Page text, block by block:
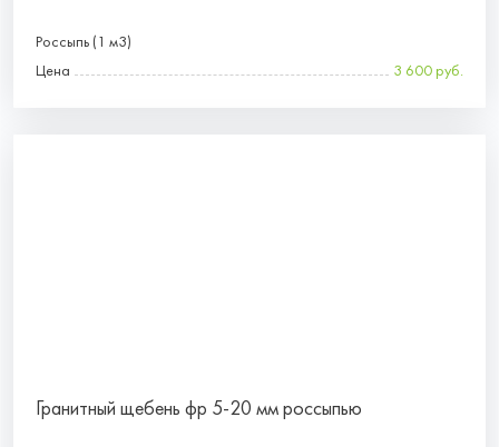
Россыпь (1 м3)
Цена
3 600 руб.
Гранитный щебень фр 5-20 мм россыпью